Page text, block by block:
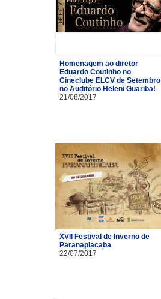
Homenagem ao diretor
Eduardo Coutinho no
Cineclube ELCV de Setembro
no Auditório Heleni Guariba!
21/08/2017
XVII Festival de Inverno de
Paranapiacaba
22/07/2017